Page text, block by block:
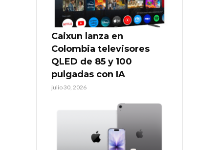
Caixun lanza en
Colombia televisores
QLED de 85 y 100
pulgadas con IA
julio 30, 2026